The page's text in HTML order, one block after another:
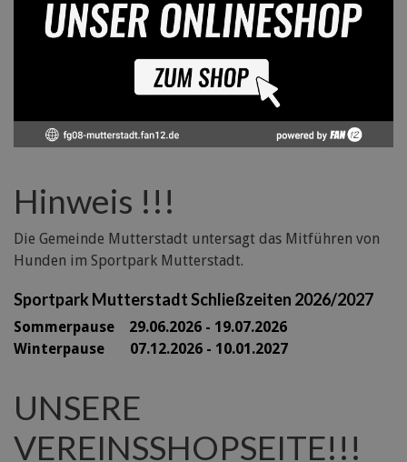
Hinweis !!!
Die Gemeinde Mutterstadt untersagt das Mitführen von
Hunden im Sportpark Mutterstadt.
Sportpark Mutterstadt Schließzeiten 2026/2027
Sommerpause 29.06.2026 - 19.07.2026
Winterpause 07.12.2026 - 10.01.2027
UNSERE
VEREINSSHOPSEITE!!!